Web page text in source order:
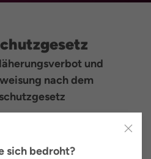
und
nach dem
sich zu schützen. Wenn
sich bedroht?